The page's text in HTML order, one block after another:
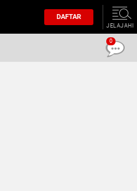
DAFTAR
JELAJAHI
0